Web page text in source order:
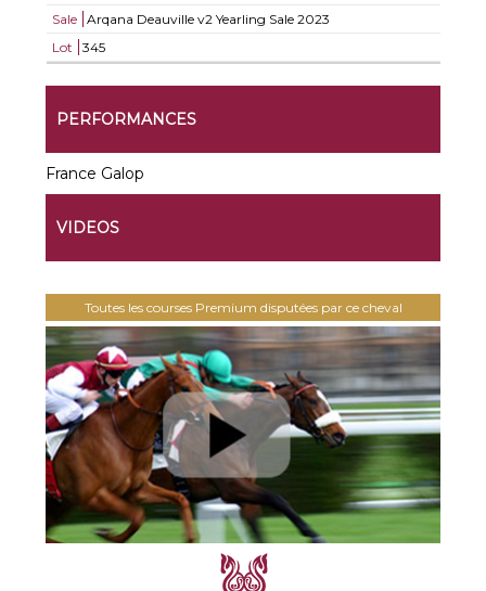
Sale
Arqana Deauville v2 Yearling Sale 2023
Lot
345
PERFORMANCES
France Galop
VIDEOS
Toutes les courses Premium disputées par ce cheval